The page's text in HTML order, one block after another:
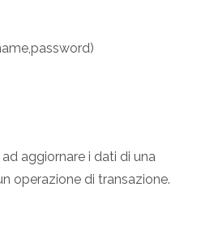
aggiornare i dati di una
operazione di transazione.